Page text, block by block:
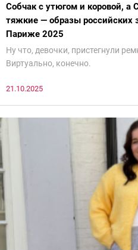
Собчак с утюгом и коровой, а
тяжкие — образы российских
Париже 2025
Ну что, девочки, пристегнули
Виртуально, конечно.
21.10.2025